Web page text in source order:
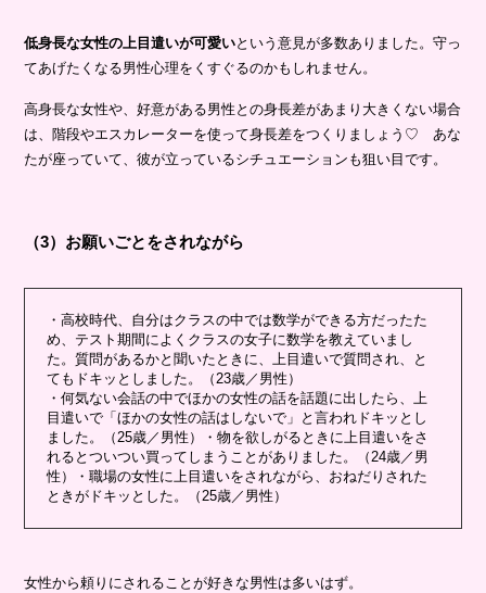
低身長な女性の上目遣いが可愛いという意見が多数ありました。守っ
てあげたくなる男性心理をくすぐるのかもしれません。
高身長な女性や、好意がある男性との身長差があまり大きくない場合
は、階段やエスカレーターを使って身長差をつくりましょう♡ あな
たが座っていて、彼が立っているシチュエーションも狙い目です。
（3）お願いごとをされながら
・高校時代、自分はクラスの中では数学ができる方だったた
め、テスト期間によくクラスの女子に数学を教えていまし
た。質問があるかと聞いたときに、上目遣いで質問され、と
てもドキッとしました。（23歳／男性）
・何気ない会話の中でほかの女性の話を話題に出したら、上
目遣いで「ほかの女性の話はしないで」と言われドキッとし
ました。（25歳／男性）・物を欲しがるときに上目遣いをさ
れるとついつい買ってしまうことがありました。（24歳／男
性）・職場の女性に上目遣いをされながら、おねだりされた
ときがドキッとした。（25歳／男性）
女性から頼りにされることが好きな男性は多いはず。